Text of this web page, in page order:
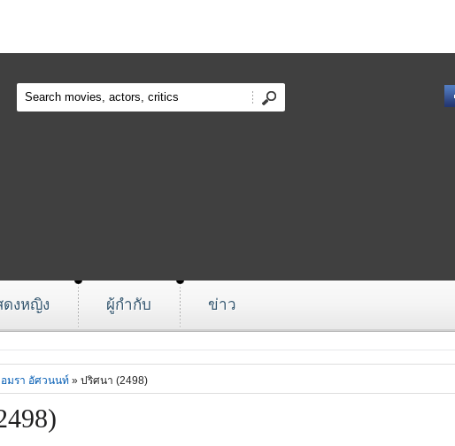
งหญิง ผู้กำกับ ข่าว
อมรา อัศวนนท์» ปริศนา (2498)